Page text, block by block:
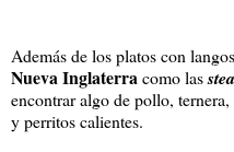
Además de los platos con
Nueva Inglaterracomo las
encontrar algo de pollo,
y perritos calientes.